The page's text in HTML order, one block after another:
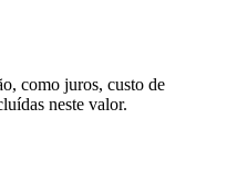
como juros, custo de
neste valor.